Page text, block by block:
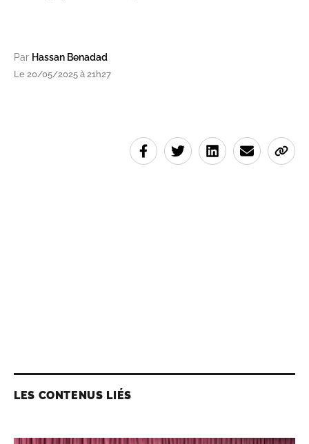
Par Hassan Benadad
Le 20/05/2025 à 21h27
LES CONTENUS LIÉS